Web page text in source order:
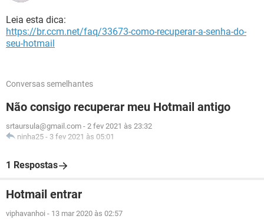
Leia esta dica:
https://br.ccm.net/faq/33673-como-recuperar-a-senha-do-
seu-hotmail
Conversas semelhantes
Não consigo recuperar meu Hotmail antigo
srtaursula@gmail.com - 2 fev 2021 às 23:32
ninha25 - 3 fev 2021 às 05:01
1 Respostas
Hotmail entrar
viphavanhoi - 13 mar 2020 às 02:57